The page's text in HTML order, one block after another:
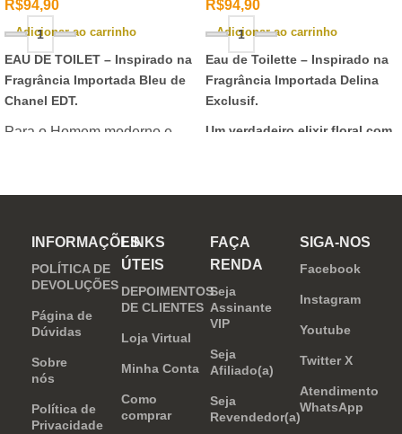
R$94,90
Adicionar ao carrinho
EAU DE TOILET – Inspirado na
Fragrância Importada Bleu de
Chanel EDT.
Para o Homem moderno e
inovar sempre, provocando
e determinação.
R$94,90
Adicionar ao carrinho
Eau de Toilette – Inspirado na
Fragrância Importada Delina
Exclusif.
Um verdadeiro elixir floral com
INFORMAÇÕES
POLÍTICA DE
DEVOLUÇÕES
Página de
Dúvidas
Sobre
nós
Política de
Privacidade
LINKS
ÚTEIS
DEPOIMENTOS
DE CLIENTES
Loja Virtual
Minha Conta
Como
comprar
FAÇA
RENDA
Seja
Assinante
VIP
Seja
Afiliado(a)
Seja
Revendedor(a)
SIGA-NOS
Facebook
Instagram
Youtube
Twitter X
Atendimento
WhatsApp